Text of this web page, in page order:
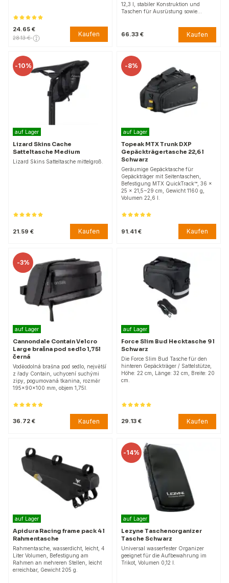
24.65 €
28.13 € Kaufen
12,3 l, stabiler Konstruktion und
Taschen für Ausrüstung sowie…
66.33 € Kaufen
-10%
auf Lager
Lizard Skins Cache
Satteltasche Medium
Lizard Skins Satteltasche mittelgroß.
21.59 € Kaufen
-8%
auf Lager
Topeak MTX Trunk DXP
Gepäckträgertasche 22,6 l
Schwarz
Geräumige Gepäcktasche für
Gepäckträger mit Seitentaschen,
Befestigung MTX QuickTrack™, 36 x
25 x 21,5~29 cm, Gewicht 1160 g,
Volumen 22,6 l.
91.41 € Kaufen
-3%
auf Lager
Cannondale Contain Velcro
Large brašna pod sedlo 1,75l
černá
Voděodolná brašna pod sedlo, největší
z řady Contain, uchycení suchými
zipy, pogumovaná tkanina, rozměr
195x90x100 mm, objem 1,75l.
36.72 € Kaufen
auf Lager
Force Slim Bud Hecktasche 9 l
Schwarz
Die Force Slim Bud Tasche für den
hinteren Gepäckträger / Sattelstütze,
Höhe: 22 cm, Länge: 32 cm, Breite: 20
cm.
29.13 € Kaufen
auf Lager
Apidura Racing frame pack 4 l
Rahmentasche
Rahmentasche, wasserdicht, leicht, 4
Liter Volumen, Befestigung am
Rahmen an mehreren Stellen, leicht
erreichbar, Gewicht 205 g.
-14%
auf Lager
Lezyne Taschenorganizer
Tasche Schwarz
Universal wasserfester Organizer
geeignet für die Aufbewahrung im
Trikot, Volumen 0,12 l.